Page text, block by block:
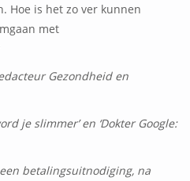
Hoe is het zo ver kunnen
met
Gezondheid en
je slimmer’ en ‘Dokter Google:
betalingsuitnodiging, na